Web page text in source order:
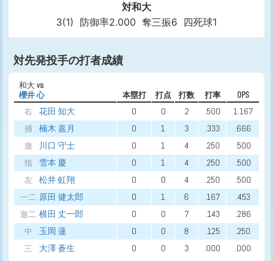
対和大
3(1)
防御率2.000 奪三振6 四死球1
対先発投手の打者成績
和大vs
櫻井 心
本塁打 打点 打数 打率
OPS
右
花田 知大 0 0 2 .500 1.167
捕 楠木 嘉月 0 1 3 .333 .666
遊 川口 守士 0 1 4 .250 .500
指 雪本 慶 0 1 4 .250 .500
左 松井 虹翔 0 0 4 .250 .500
一二 原田 健太郎 0 1 6 .167 .453
遊二 横田 丈一郎 0 0 7 .143 .286
中 玉岡 蓮 0 0 8 .125 .250
三 大澤 蒼生 0 0 3 .000 .000